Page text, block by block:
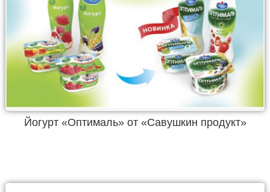
Йогурт «Оптималь» от «Савушкин продукт»